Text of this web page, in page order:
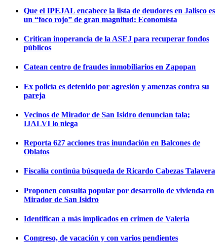
Que el IPEJAL encabece la lista de deudores en Jalisco es
un “foco rojo” de gran magnitud: Economista
Critican inoperancia de la ASEJ para recuperar fondos
públicos
Catean centro de fraudes inmobiliarios en Zapopan
Ex policía es detenido por agresión y amenzas contra su
pareja
Vecinos de Mirador de San Isidro denuncian tala;
IJALVI lo niega
Reporta 627 acciones tras inundación en Balcones de
Oblatos
Fiscalía continúa búsqueda de Ricardo Cabezas Talavera
Proponen consulta popular por desarrollo de vivienda en
Mirador de San Isidro
Identifican a más implicados en crimen de Valeria
Congreso, de vacación y con varios pendientes